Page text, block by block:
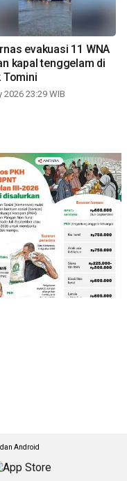
evakuasi 11 WNA
kapal tenggelam di
Tomini
2026 23:29 WIB
Android